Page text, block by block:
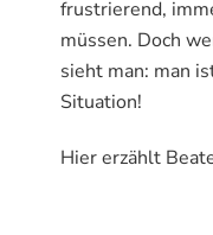
frustrierend,
müssen. Doch
sieht man: man
Situation!
Hier erzählt